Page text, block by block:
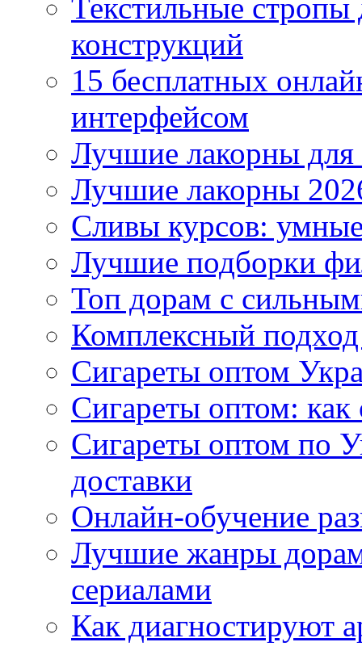
Текстильные
конструкций
15 бесплатных
интерфейсом
Лучшие лакорны для
Лучшие лакорны
Сливы курсов:
Лучшие подборки
Топ дорам с
Комплексный
Сигареты оптом
Сигареты оптом: как
Сигареты оптом по
доставки
Онлайн-обучение
Лучшие жанры дорам
сериалами
Как диагностируют